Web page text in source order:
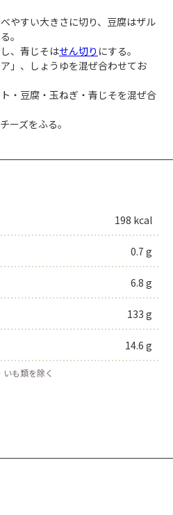
やすい大きさに切り、豆腐はザル
。
、青じそはせん切り にする。
」、しょうゆを混ぜ合わせてお
・豆腐・玉ねぎ・青じそを混ぜ合
ーズをふる。
198 kcal
0.7 g
6.8 g
133 g
14.6 g
も類を除く